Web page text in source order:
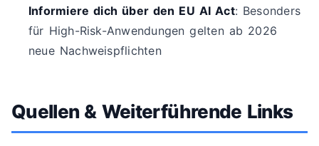
Informiere dich über den EU AI Act: Besonders
für High-Risk-Anwendungen gelten ab 2026
neue Nachweispflichten
Quellen & Weiterführende Links